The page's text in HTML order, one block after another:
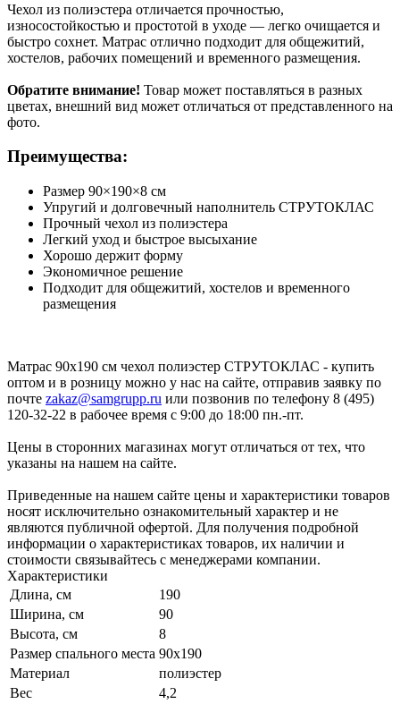
Чехол из полиэстера отличается прочностью,
износостойкостью и простотой в уходе — легко очищается и
быстро сохнет. Матрас отлично подходит для общежитий,
хостелов, рабочих помещений и временного размещения.
Обратите внимание! Товар может поставляться в разных
цветах, внешний вид может отличаться от представленного на
фото.
Преимущества:
Размер 90×190×8 см
Упругий и долговечный наполнитель СТРУТОКЛАС
Прочный чехол из полиэстера
Легкий уход и быстрое высыхание
Хорошо держит форму
Экономичное решение
Подходит для общежитий, хостелов и временного
размещения
Матрас 90х190 см чехол полиэстер СТРУТОКЛАС - купить
оптом и в розницу можно у нас на сайте, отправив заявку по
почте zakaz@samgrupp.ru или позвонив по телефону 8 (495)
120-32-22 в рабочее время с 9:00 до 18:00 пн.-пт.
Цены в сторонних магазинах могут отличаться от тех, что
указаны на нашем на сайте.
Приведенные на нашем сайте цены и характеристики товаров
носят исключительно ознакомительный характер и не
являются публичной офертой. Для получения подробной
информации о характеристиках товаров, их наличии и
стоимости связывайтесь с менеджерами компании.
Характеристики
Длина, см
190
Ширина, см
90
Высота, см
8
Размер спального места 90x190
Материал
полиэстер
Вес
4,2